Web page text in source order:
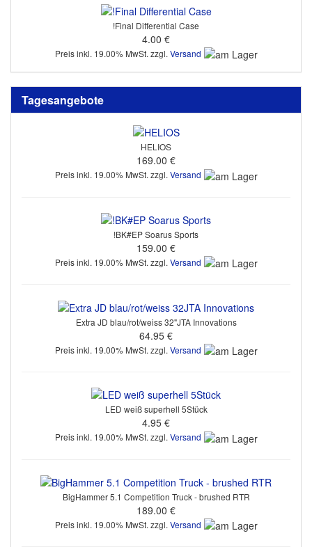
!Final Differential Case
4.00 €
Preis inkl. 19.00% MwSt. zzgl. Versand
Tagesangebote
HELIOS
169.00 €
Preis inkl. 19.00% MwSt. zzgl. Versand
!BK#EP Soarus Sports
159.00 €
Preis inkl. 19.00% MwSt. zzgl. Versand
Extra JD blau/rot/weiss 32"JTA Innovations
64.95 €
Preis inkl. 19.00% MwSt. zzgl. Versand
LED weiß superhell 5Stück
4.95 €
Preis inkl. 19.00% MwSt. zzgl. Versand
BigHammer 5.1 Competition Truck - brushed RTR
189.00 €
Preis inkl. 19.00% MwSt. zzgl. Versand